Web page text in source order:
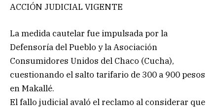
ACCIÓN JUDICIAL VIGENTE
La medida cautelar fue impulsada por la
Defensoría del Pueblo y la Asociación
Consumidores Unidos del Chaco (Cucha),
cuestionando el salto tarifario de 300 a 900 pesos
en Makallé.
El fallo judicial avaló el reclamo al considerar que